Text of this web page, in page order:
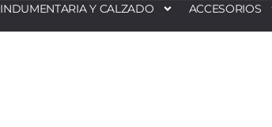
INDUMENTARIA Y CALZADO ACCESORIOS